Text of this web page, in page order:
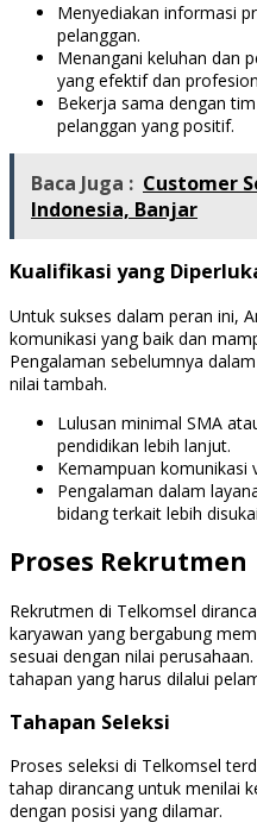
Menyediakan informasi
pelanggan.
Menangani keluhan dan
yang efektif dan
Bekerja sama dengan
pelanggan yang positif.
Baca Juga : Customer
Indonesia, Banjar
Kualifikasi yang
Untuk sukses dalam peran ini,
komunikasi yang baik dan
Pengalaman sebelumnya
nilai tambah.
Lulusan minimal SMA
pendidikan lebih lanjut.
Kemampuan komunikasi
Pengalaman dalam
bidang terkait lebih
Proses Rekrutmen
Rekrutmen di Telkomsel
karyawan yang bergabung
sesuai dengan nilai
tahapan yang harus dilalui
Tahapan Seleksi
Proses seleksi di Telkomsel
tahap dirancang untuk menilai
dengan posisi yang dilamar.